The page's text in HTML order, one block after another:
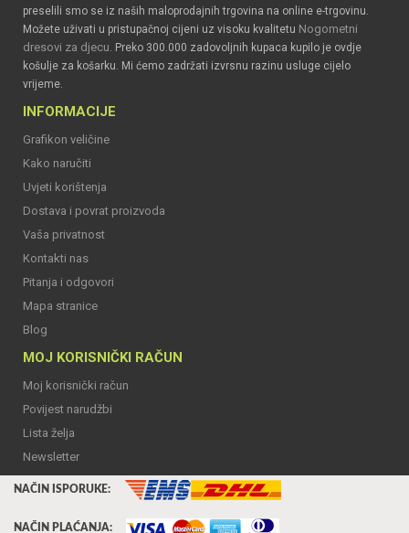
preselili smo se iz naših maloprodajnih trgovina na online e-trgovinu.
Možete uživati u pristupačnoj cijeni uz visoku kvalitetu Nogometni
dresovi za djecu . Preko 300.000 zadovoljnih kupaca kupilo je ovdje
košulje za košarku. Mi ćemo zadržati izvrsnu razinu usluge cijelo
vrijeme.
INFORMACIJE
Grafikon veličine
Kako naručiti
Uvjeti korištenja
Dostava i povrat proizvoda
Vaša privatnost
Kontakti nas
Pitanja i odgovori
Mapa stranice
Blog
MOJ KORISNIČKI RAČUN
Moj korisnički račun
Povijest narudžbi
Lista želja
Newsletter
NAČIN ISPORUKE:
NAČIN PLAĆANJA: